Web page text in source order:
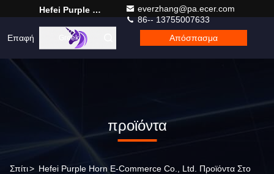
Hefei Purple Horn E-Commerce Co., Ltd.
everzhang@pa.ecer.com
86-- 13755007633
Επαφή
Greek Απόσπασμα
προϊόντα
Σπίτι> Hefei Purple Horn E-Commerce Co., Ltd. Προϊόντα Στο